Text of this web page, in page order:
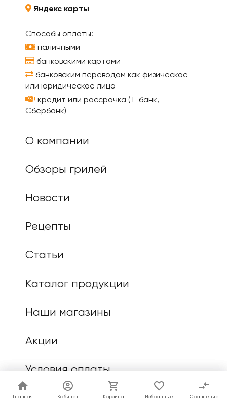
Главная Кабинет Корзина Избранные Сравнение
Главная Кабинет Корзина Избранные Сравнение
Яндекс карты
Способы оплаты:
наличными
банковскими картами
банковским переводом как физическое
или юридическое лицо
кредит или рассрочка (Т-банк,
Сбербанк)
О компании
Обзоры грилей
Новости
Рецепты
Статьи
Каталог продукции
Наши магазины
Акции
Условия оплаты
Доставка